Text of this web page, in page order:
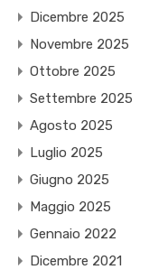
Dicembre 2025
Novembre 2025
Ottobre 2025
Settembre 2025
Agosto 2025
Luglio 2025
Giugno 2025
Maggio 2025
Gennaio 2022
Dicembre 2021